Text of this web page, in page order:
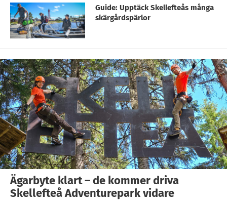
Guide: Upptäck Skellefteås många
skärgårdspärlor
Ägarbyte klart – de kommer driva
Skellefteå Adventurepark vidare